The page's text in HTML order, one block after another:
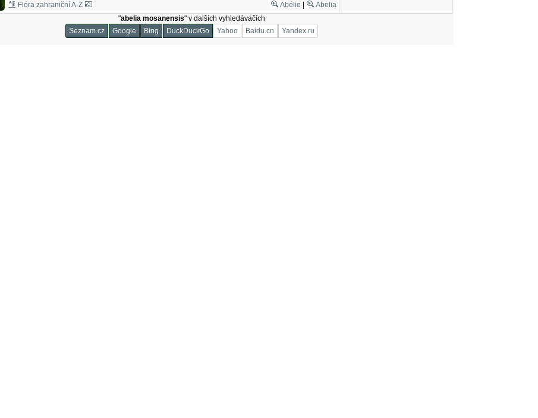
Abélie Abelia
Flóra zahraniční A-Z
"abelia mosanensis" v dalších vyhledávačích
Seznam.cz
Google Bing DuckDuckGo Yahoo Baidu.cn Yandex.ru